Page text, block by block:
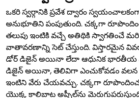
ఒకరి స్వర్గానికి ప్రవేశ ద్వారం
అనుభూతిని పంపుతుంది. చక్కగా
తలుపు ఇంటికి వచ్చే అతిథికి స్వాగతించే
వాతావరణాన్ని సెట్ చేస్తుంది. విస్తారమైన
డోర్ డిజైన్ అయినా లేదా ఆధునిక
డిజైన్ అయినా, తెలివిగా ఎంచుకోవడం వలన
ఇంటిని వేరు చేయవచ్చు. చక్కగా
యొక్క కాలిబాట అప్పీల్‌ను